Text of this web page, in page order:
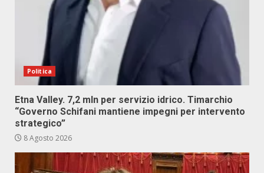
Politica
Etna Valley. 7,2 mln per servizio idrico. Timarchio
“Governo Schifani mantiene impegni per intervento
strategico”
8 Agosto 2026